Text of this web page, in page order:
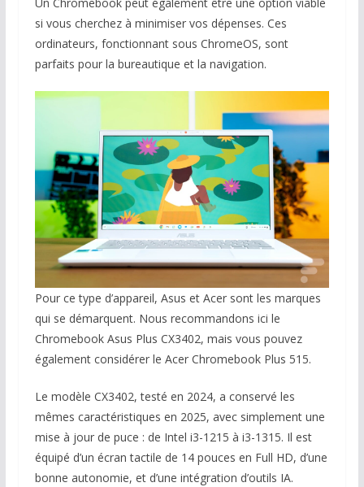
Un Chromebook peut également être une option viable
si vous cherchez à minimiser vos dépenses. Ces
ordinateurs, fonctionnant sous ChromeOS, sont
parfaits pour la bureautique et la navigation.
Pour ce type d’appareil, Asus et Acer sont les marques
qui se démarquent. Nous recommandons ici le
Chromebook Asus Plus CX3402, mais vous pouvez
également considérer le Acer Chromebook Plus 515.
Le modèle CX3402, testé en 2024, a conservé les
mêmes caractéristiques en 2025, avec simplement une
mise à jour de puce : de Intel i3-1215 à i3-1315. Il est
équipé d’un écran tactile de 14 pouces en Full HD, d’une
bonne autonomie, et d’une intégration d’outils IA.